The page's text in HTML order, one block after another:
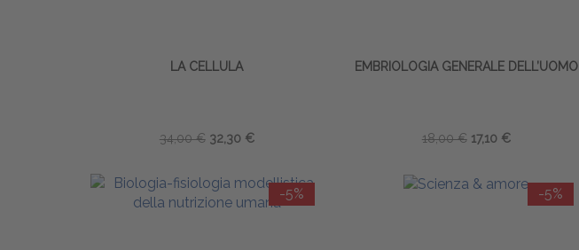
LA CELLULA
34,00 € 32,30 €
EMBRIOLOGIA GENERALE DELL’UOMO
18,00 € 17,10 €
-5% -5%